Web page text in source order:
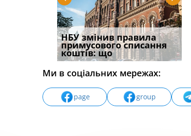
НБУ змінив правила
примусового списання
коштів: що
Водії можуть отримати
компенсацію за
незаконні дії
Ми в соціальних мережах:
page group